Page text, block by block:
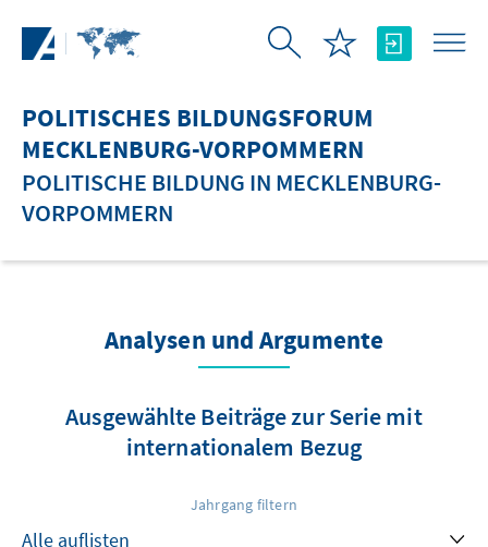
POLITISCHES BILDUNGSFORUM
MECKLENBURG-VORPOMMERN
POLITISCHE BILDUNG IN MECKLENBURG-
VORPOMMERN
Analysen und Argumente
Ausgewählte Beiträge zur Serie mit
internationalem Bezug
Jahrgang filtern